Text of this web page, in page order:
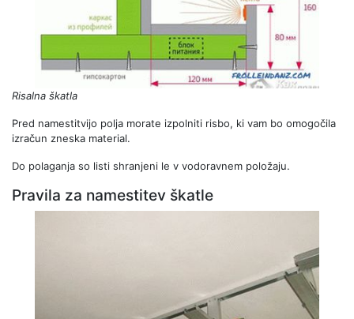
Risalna škatla
Pred namestitvijo polja morate izpolniti risbo, ki vam bo omogočila
izračun zneska material.
Do polaganja so listi shranjeni le v vodoravnem položaju.
Pravila za namestitev škatle